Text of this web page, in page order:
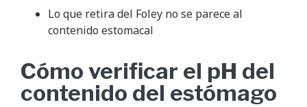
Lo que retira del Foley no se parece al
contenido estomacal
Cómo verificar el pH del
contenido del estómago